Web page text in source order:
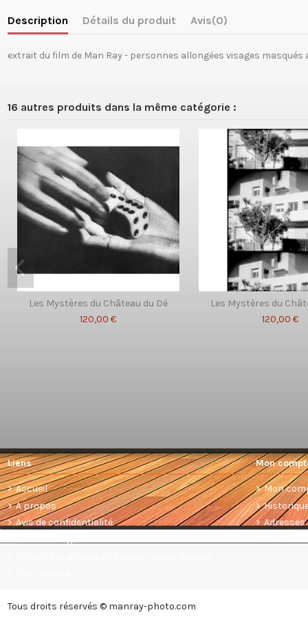
Description Détails du produit Avis(0)
extrait du film de Man Ray - personnes allongées visages masqués
16 autres produits dans la même catégorie :
Les Mystères du Château du Dé
120,00 €
Les Mystères du
120,00 €
Liens
Accueil
A propos
Avis de confidentialité
Mon
Mon
Adresses
Tous droits réservés © manray-photo.com